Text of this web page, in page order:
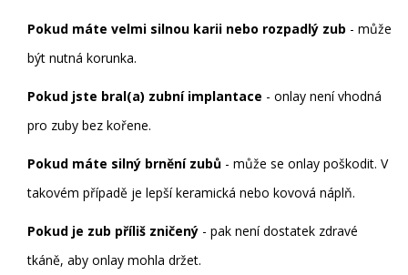
Pokud máte velmi silnou karii nebo rozpadlý zub - může
být nutná korunka.
Pokud jste bral(a) zubní implantace - onlay není vhodná
pro zuby bez kořene.
Pokud máte silný brnění zubů - může se onlay poškodit. V
takovém případě je lepší keramická nebo kovová náplň.
Pokud je zub příliš zničený - pak není dostatek zdravé
tkáně, aby onlay mohla držet.